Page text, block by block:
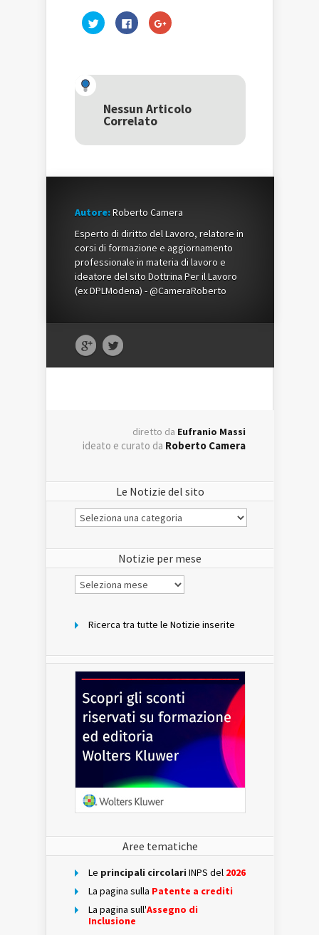
Fai
clic
una
nuova
finestra)
Fai
clic
nuova
finestra)
Fai
clic
una
nuova
Nessun Articolo
Correlato
Autore:Roberto Camera
Esperto di diritto del Lavoro, relatore in
corsi di formazione e aggiornamento
professionale in materia di lavoro e
ideatore del sito Dottrina Per il Lavoro
(ex DPLModena) - @CameraRoberto
diretto da Eufranio Massi
ideato e curato da Roberto Camera
Le Notizie del sito
Le
Notizie
Notizie per mese
Notizie
per
Ricerca tra tutte le Notizie inserite
Aree tematiche
Le principali circolari INPS del 2026
La pagina sulla Patente a crediti
La pagina sull'Assegno di
Inclusione